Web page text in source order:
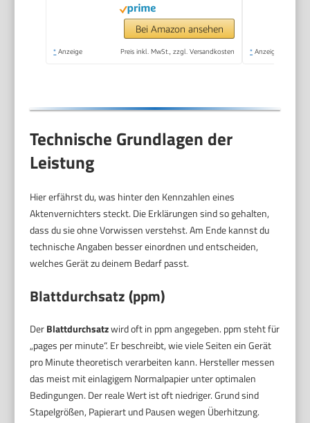
Bei Amazon ansehen
* Anzeige Preis inkl. MwSt., zzgl. Versandkosten * Anzeige
Technische Grundlagen der
Leistung
Hier erfährst du, was hinter den Kennzahlen eines
Aktenvernichters steckt. Die Erklärungen sind so gehalten,
dass du sie ohne Vorwissen verstehst. Am Ende kannst du
technische Angaben besser einordnen und entscheiden,
welches Gerät zu deinem Bedarf passt.
Blattdurchsatz (ppm)
DerBlattdurchsatzwird oft in ppm angegeben. ppm steht für
„pages per minute“. Er beschreibt, wie viele Seiten ein Gerät
pro Minute theoretisch verarbeiten kann. Hersteller messen
das meist mit einlagigem Normalpapier unter optimalen
Bedingungen. Der reale Wert ist oft niedriger. Grund sind
Stapelgrößen, Papierart und Pausen wegen Überhitzung.